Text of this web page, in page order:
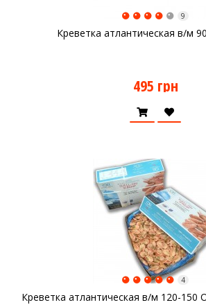
Креветка атлантическая в/м
9
495 грн
Креветка атлантическая в/м 120-150
4